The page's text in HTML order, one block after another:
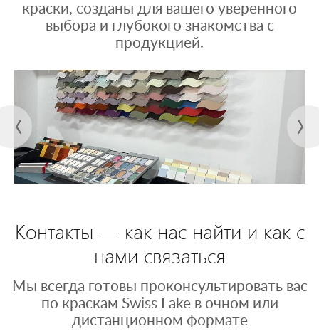
краски, созданы для вашего уверенного
выбора и глубокого знакомства с
продукцией.
Контакты — как нас найти и как с
нами связаться
Мы всегда готовы проконсультировать вас
по краскам Swiss Lake в очном или
дистанционном формате